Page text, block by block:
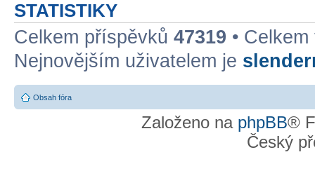
STATISTIKY
Celkem příspěvků 47319 •
Nejnovějším uživatelem je
Obsah fóra
Založeno na phpBB®
Český